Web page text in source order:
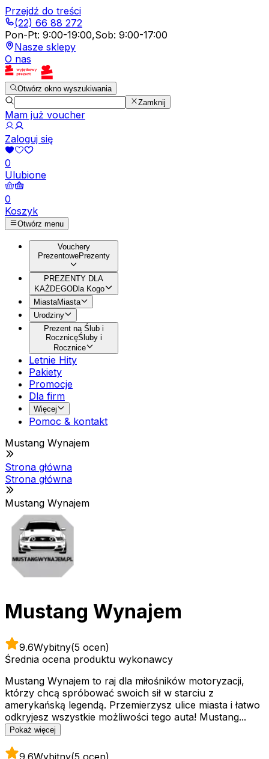
Przejdź do treści
(22) 66 88 272
Pon-Pt: 9:00-19:00,Sob: 9:00-17:00
Nasze sklepy
O nas
Otwórz okno wyszukiwania
Zamknij
Mam już voucher
Zaloguj się
0
Ulubione
0
Koszyk
Otwórz menu
Vouchery
PrezentowePrezenty
PREZENTY DLA
KAŻDEGODla Kogo
MiastaMiasta
Urodziny
Prezent na Ślub i
RocznicęŚluby i
Rocznice
Letnie Hity
Pakiety
Promocje
Dla firm
Więcej
Pomoc & kontakt
Mustang Wynajem
Strona główna
Strona główna
Mustang Wynajem
Mustang Wynajem
9.6Wybitny(5 ocen)
Średnia ocena produktu wykonawcy
Mustang Wynajem to raj dla miłośników motoryzacji,
którzy chcą spróbować swoich sił w starciu z
amerykańską legendą. Przemierzysz ulice miasta i łatwo
odkryjesz wszystkie możliwości tego auta! Mustang...
Pokaż więcej
9.6Wybitny(5 ocen)